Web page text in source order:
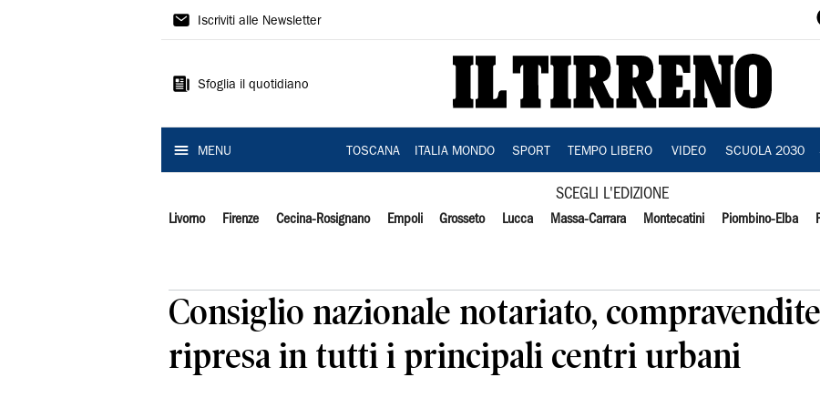
Il
Iscriviti alle Newsletter
Sfoglia il quotidiano
MENU TOSCANA ITALIA MONDO SPORT TEMPO LIBERO VIDEO SCUOLA 2030
SCEGLI L'EDIZIONE
Livorno Firenze Cecina-Rosignano Empoli Grosseto Lucca Massa-Carrara Montecatini Piombino-Elba
Consiglio nazionale notariato,
ripresa in tutti i principali centri urbani